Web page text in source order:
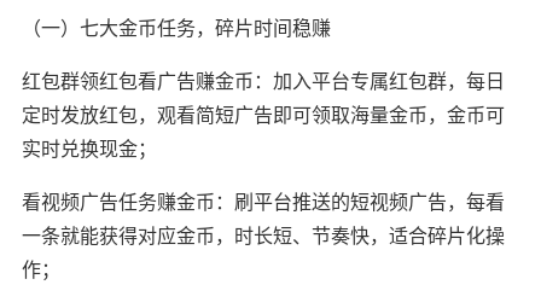
（一）七大金币任务，碎片时间稳赚
红包群领红包看广告赚金币：加入平台专属红包群，每日
定时发放红包，观看简短广告即可领取海量金币，金币可
实时兑换现金；
看视频广告任务赚金币：刷平台推送的短视频广告，每看
一条就能获得对应金币，时长短、节奏快，适合碎片化操
作；